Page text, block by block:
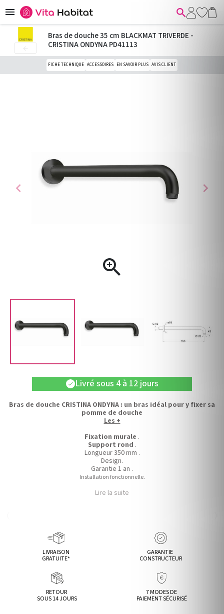
 
chevron_left

chevron_right
Bras de douche 35 cm BLACKMAT TRIVERDE -
CRISTINA ONDYNA PD41113
FICHE TECHNIQUE ACCESSOIRES EN SAVOIR PLUS AVIS CLIENT
check Livré sous 4 à 12 jours
Bras de douche CRISTINA ONDYNA : un bras idéal pour y fixer sa
pomme de douche
Les +
Fixation murale .
Support rond .
Longueur 350 mm .
Design.
Garantie 1 an .
Installation fonctionnelle.
Lire la suite
LIVRAISON
GRATUITE*
GARANTIE
CONSTRUCTEUR
RETOUR
SOUS 14 JOURS
7 MODES DE
PAIEMENT SÉCURISÉ